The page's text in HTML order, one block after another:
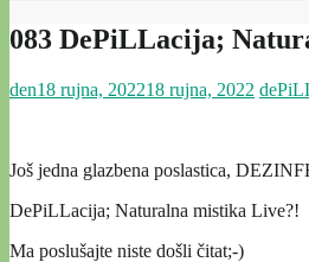
083 DePiLLacija;
den18 rujna, 202218 rujna, 2022
Još jedna glazbena poslastica,
DePiLLacija; Naturalna mistika Live?!
Ma poslušajte niste došli čitat;-)